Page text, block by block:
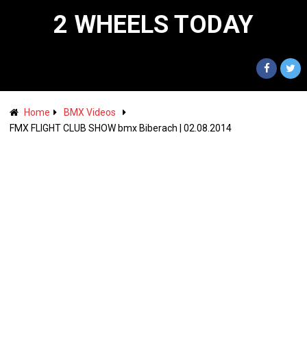
2 WHEELS TODAY
Home
BMX Videos
FMX FLIGHT CLUB SHOW bmx Biberach | 02.08.2014